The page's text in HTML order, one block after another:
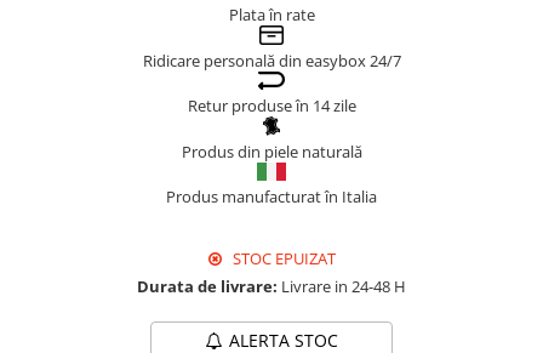
Plata în rate
Ridicare personală din easybox 24/7
Retur produse în 14 zile
Produs din piele naturală
Produs manufacturat în Italia
STOC EPUIZAT
Durata de livrare: Livrare in 24-48 H
ALERTA STOC